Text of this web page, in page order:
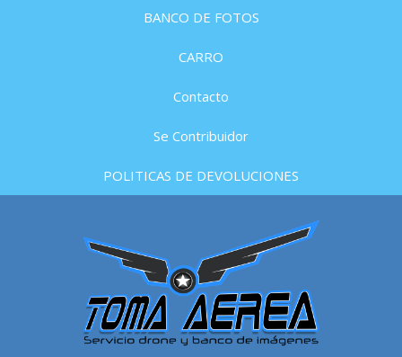
BANCO DE FOTOS
CARRO
Contacto
Se Contribuidor
POLITICAS DE DEVOLUCIONES